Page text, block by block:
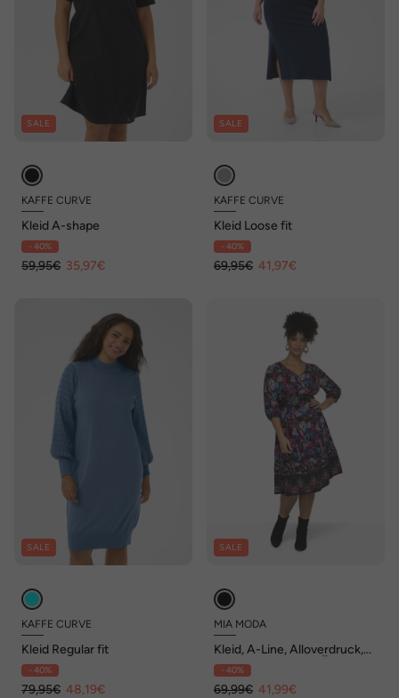
SALE
KAFFE CURVE
Kleid A-shape
- 40%
59,95€ 35,97€
SALE
KAFFE CURVE
Kleid Loose fit
- 40%
69,95€ 41,97€
SALE
KAFFE CURVE
Kleid Regular fit
- 40%
79,95€ 48,19€
SALE
MIA MODA
Kleid, A-Line, Alloverdruck,
V-Ausschnitt, 3/4-Ärmel
- 40%
69,99€ 41,99€